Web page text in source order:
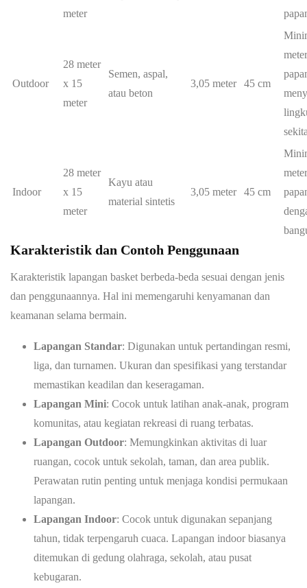
meter
Outdoor
28 meter
x 15
meter
Semen, aspal,
atau beton
3,05 meter 45 cm
Indoor
28 meter
x 15
meter
Kayu atau
material sintetis
3,05 meter 45 cm
Karakteristik dan Contoh Penggunaan
Karakteristik lapangan basket berbeda-beda sesuai dengan jenis
dan penggunaannya. Hal ini memengaruhi kenyamanan dan
keamanan selama bermain.
Lapangan Standar: Digunakan untuk pertandingan resmi,
liga, dan turnamen. Ukuran dan spesifikasi yang terstandar
memastikan keadilan dan keseragaman.
Lapangan Mini: Cocok untuk latihan anak-anak, program
komunitas, atau kegiatan rekreasi di ruang terbatas.
Lapangan Outdoor: Memungkinkan aktivitas di luar
ruangan, cocok untuk sekolah, taman, dan area publik.
Perawatan rutin penting untuk menjaga kondisi permukaan
lapangan.
Lapangan Indoor: Cocok untuk digunakan sepanjang
tahun, tidak terpengaruh cuaca. Lapangan indoor biasanya
ditemukan di gedung olahraga, sekolah, atau pusat
kebugaran.